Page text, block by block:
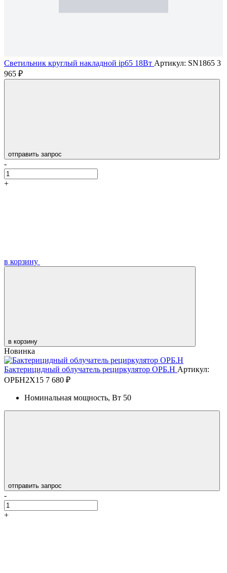
Светильник круглый накладной ip65 18Вт Артикул: SN1865 3
965 ₽
отправить запрос
-
+
в корзину
в корзину
Новинка
Бактерицидный облучатель рециркулятор ОРБ.Н Артикул:
ОРБН2Х15 7 680 ₽
Номинальная мощность, Вт 50
отправить запрос
-
+